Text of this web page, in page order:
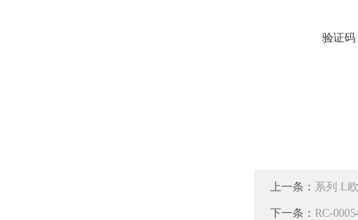
验证码
上一条： 系列 L
下一条： RC-